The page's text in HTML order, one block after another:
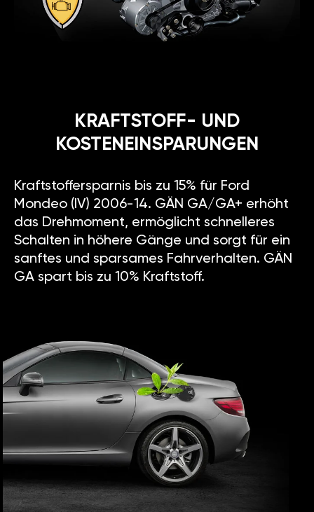
KRAFTSTOFF- UND
KOSTENEINSPARUNGEN
Kraftstoffersparnis bis zu 15% für Ford
Mondeo (IV) 2006-14. GÄN GA/GA+ erhöht
das Drehmoment, ermöglicht schnelleres
Schalten in höhere Gänge und sorgt für ein
sanftes und sparsames Fahrverhalten. GÄN
GA spart bis zu 10% Kraftstoff.